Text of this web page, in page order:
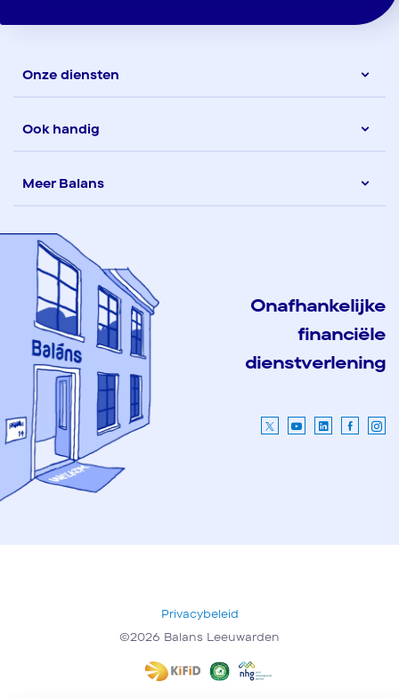
Onze diensten
Ook handig
Meer Balans
Onafhankelijke
financiële
dienstverlening
Privacybeleid
©2026 Balans Leeuwarden